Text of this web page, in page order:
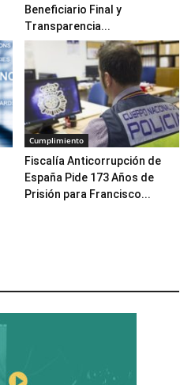
Beneficiario Final y
Transparencia...
Cumplimiento
Fiscalía Anticorrupción de
España Pide 173 Años de
Prisión para Francisco...